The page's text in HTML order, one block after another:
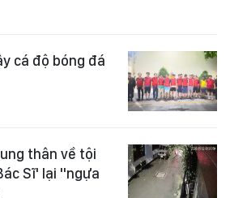
cá độ bóng đá
thân về tội
Sĩ' lại "ngựa